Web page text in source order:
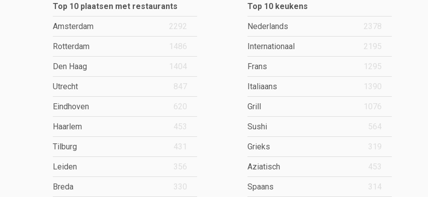
Top 10 plaatsen met restaurants
Amsterdam 2292
Rotterdam 1486
Den Haag 1404
Utrecht 847
Eindhoven 620
Haarlem 453
Tilburg 431
Leiden 356
Breda 330
Top 10 keukens
Nederlands 2378
Internationaal 2195
Frans 1295
Italiaans 1390
Grill 1076
Sushi 564
Grieks 319
Aziatisch 453
Spaans 314